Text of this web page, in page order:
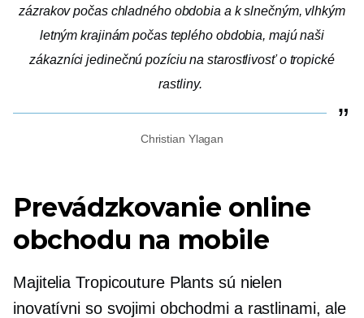
zázrakov počas chladného obdobia a k slnečným, vlhkým
letným krajinám počas teplého obdobia, majú naši
zákazníci jedinečnú pozíciu na starostlivosť o tropické
rastliny.
Christian Ylagan
Prevádzkovanie online
obchodu na mobile
Majitelia Tropicouture Plants sú nielen
inovatívni so svojimi obchodmi a rastlinami, ale